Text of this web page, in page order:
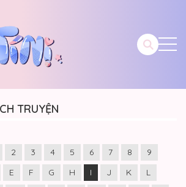
TRUYỆN
2 3 4 5 6 7 8
9
E F G H I J K
L